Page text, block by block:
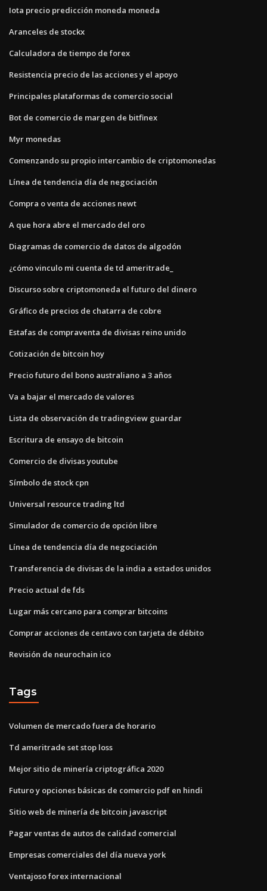
Iota precio predicción moneda moneda
Aranceles de stockx
Calculadora de tiempo de forex
Resistencia precio de las acciones y el apoyo
Principales plataformas de comercio social
Bot de comercio de margen de bitfinex
Myr monedas
Comenzando su propio intercambio de criptomonedas
Línea de tendencia día de negociación
Compra o venta de acciones newt
A que hora abre el mercado del oro
Diagramas de comercio de datos de algodón
¿cómo vinculo mi cuenta de td ameritrade_
Discurso sobre criptomoneda el futuro del dinero
Gráfico de precios de chatarra de cobre
Estafas de compraventa de divisas reino unido
Cotización de bitcoin hoy
Precio futuro del bono australiano a 3 años
Va a bajar el mercado de valores
Lista de observación de tradingview guardar
Escritura de ensayo de bitcoin
Comercio de divisas youtube
Símbolo de stock cpn
Universal resource trading ltd
Simulador de comercio de opción libre
Línea de tendencia día de negociación
Transferencia de divisas de la india a estados unidos
Precio actual de fds
Lugar más cercano para comprar bitcoins
Comprar acciones de centavo con tarjeta de débito
Revisión de neurochain ico
Tags
Volumen de mercado fuera de horario
Td ameritrade set stop loss
Mejor sitio de minería criptográfica 2020
Futuro y opciones básicas de comercio pdf en hindi
Sitio web de minería de bitcoin javascript
Pagar ventas de autos de calidad comercial
Empresas comerciales del día nueva york
Ventajoso forex internacional